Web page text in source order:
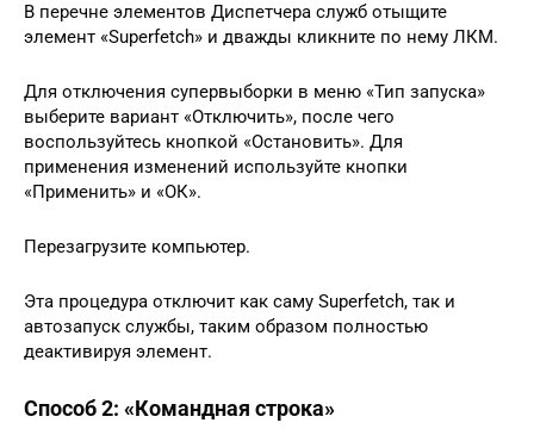
В перечне элементов Диспетчера служб отыщите
элемент «Superfetch» и дважды кликните по нему ЛКМ.
Для отключения супервыборки в меню «Тип запуска»
выберите вариант «Отключить», после чего
воспользуйтесь кнопкой «Остановить». Для
применения изменений используйте кнопки
«Применить» и «ОК».
Перезагрузите компьютер.
Эта процедура отключит как саму Superfetch, так и
автозапуск службы, таким образом полностью
деактивируя элемент.
Способ 2: «Командная строка»